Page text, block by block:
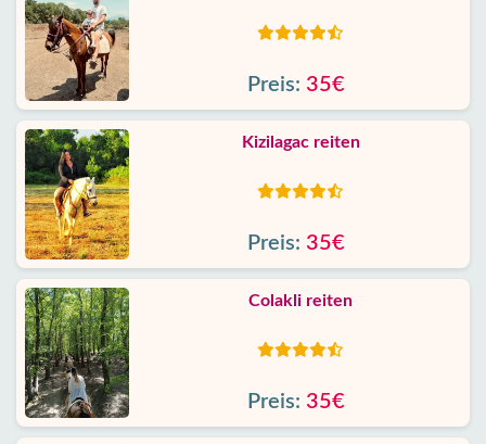
Preis: 35€
Kizilagac reiten
Preis: 35€
Colakli reiten
Preis: 35€